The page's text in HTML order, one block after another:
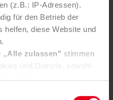
(z.B.: IP-Adressen).
für den Betrieb der
helfen, diese Website und
„Alle zulassen" stimmen
und Dienste, sowohl
Arbeits­plätze und Kreis­